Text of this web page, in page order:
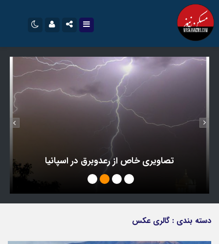
اینستاگرام
تلگرام
اپلیکیشن
نام کاربری یا نشانی ایمیل
تصاویری خاص از رعدوبرق در اسپانیا
دسته بندی : گالری عکس